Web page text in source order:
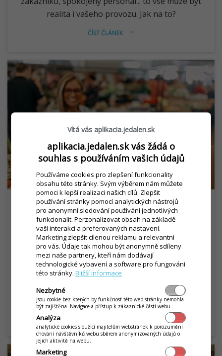
realita i vašeho provozu. Jak na to?
arrow_right_alt
ČÍST ČLÁNEK
Jak se připravit na letní sezónu:
Mobilní řešení a další tipy
query_builder 10. května 2025
Letní sezóna přináší skvělé příležitostí, jakož i
řadu výzev. Přinášíme užitečné rady, jak se na
sezónu připravit a nenechat si ujít příležitost pro
růst byznysu.
Vítá vás aplikacia.jedalen.sk
aplikacia.jedalen.sk vás žádá o
souhlas s používáním vašich údajů
Používáme cookies pro zlepšení funkcionality
obsahu této stránky. Svým výběrem nám můžete
pomoci k lepší realizaci našich cílů. Zlepšit
používání stránky pomocí analytických nástrojů
pro anonymní sledování používání jednotlivých
funkcionalit. Perzonalizovat obsah na základě
vaší interakci a preferovaných nastavení.
Marketing zlepšit cílenou reklamu a relevantní
pro vás. Údaje tak mohou být anonymně sdíleny
mezi naše partnery, kteří nám dodávají
technologické vybavení a software pro fungování
této stránky.Bližší informace
Nezbytné
jsou cookie bez kterých by funkčnost této web stránky nemohla
být zajištěna. Navigace a přístup k zákaznické části webu.
Analýza
analytické cookies sloužící majitelům webstránek k porozumění
chování návštěvníků webu sběrem anonymizovaných údajů o
jejich aktivitě na webu.
Marketing